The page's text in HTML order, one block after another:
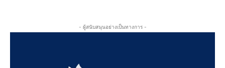
- ผู้สนับสนุนอย่างเป็นทางการ -